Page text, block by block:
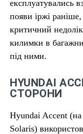
експлуатувались
появи іржі
критичний
килимки в
під ними.
HYUNDAI
СТОРОНИ
Hyundai Accent
Solaris)